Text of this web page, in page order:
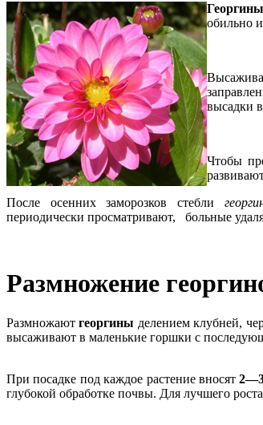
Георгины
обильно
высадки
Чтобы
После осенних заморозков стебли
периодически просматривают, больные
Размножение
Размножаютгеоргины делением клубней,
высаживают в маленькие горшки с
При посадке под каждое растение вносят
глубокой обработке почвы. Для лучшего